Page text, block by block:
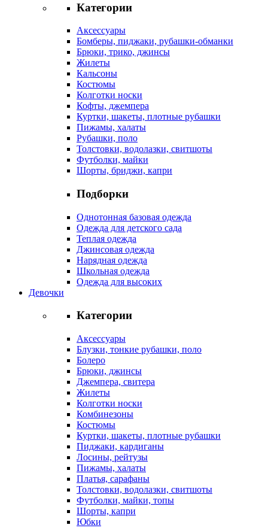
Категории
Аксессуары
Бомберы, пиджаки, рубашки-обманки
Брюки, трико, джинсы
Жилеты
Кальсоны
Костюмы
Колготки носки
Кофты, джемпера
Куртки, шакеты, плотные рубашки
Пижамы, халаты
Рубашки, поло
Толстовки, водолазки, свитшоты
Футболки, майки
Шорты, бриджи, капри
Подборки
Однотонная базовая одежда
Одежда для детского сада
Теплая одежда
Джинсовая одежда
Нарядная одежда
Школьная одежда
Одежда для высоких
Девочки
Категории
Аксессуары
Блузки, тонкие рубашки, поло
Болеро
Брюки, джинсы
Джемпера, свитера
Жилеты
Колготки носки
Комбинезоны
Костюмы
Куртки, шакеты, плотные рубашки
Пиджаки, кардиганы
Лосины, рейтузы
Пижамы, халаты
Платья, сарафаны
Толстовки, водолазки, свитшоты
Футболки, майки, топы
Шорты, капри
Юбки